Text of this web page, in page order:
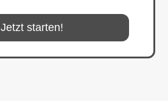
Jetzt starten!